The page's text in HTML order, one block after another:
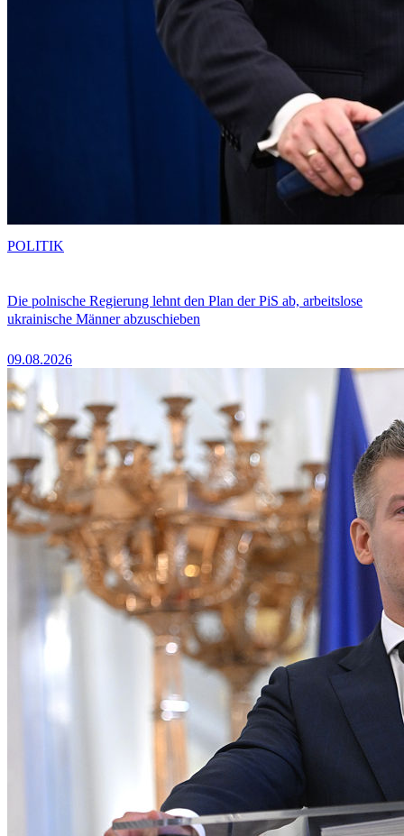
Die polnische Regierung lehnt den Plan der PiS ab, arbeitslose
ukrainische Männer abzuschieben
09.08.2026
POLITIK